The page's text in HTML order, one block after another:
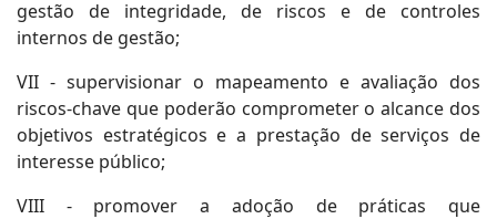
gestão de integridade, de riscos e de controles
internos de gestão;
VII - supervisionar o mapeamento e avaliação dos
riscos-chave que poderão comprometer o alcance dos
objetivos estratégicos e a prestação de serviços de
interesse público;
VIII - promover a adoção de práticas que